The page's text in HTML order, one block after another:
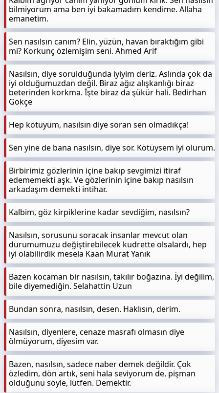
bilmiyorum ama ben iyi bakamadım kendime. Allaha
emanetim.
Sen nasılsın canım? Elin, yüzün, havan bıraktığım gibi
mi? Korkunç özlemişim seni. Ahmed Arif
Nasılsın, diye sorulduğunda iyiyim deriz. Aslında çok da
iyi olduğumuzdan değil. Biraz ağız alışkanlığı biraz
beterinden korkma. İşte biraz da şükür hali. Bedirhan
Gökçe
Hep kötüyüm, nasılsın diye soran sen olmadıkça!
Sen yine de bana nasılsın, diye sor. Kötüysem iyi olurum.
Birbirimiz gözlerinin içine bakıp sevgimizi itiraf
edememekti aşk. Ve gözlerinin içine bakıp nasılsın
arkadaşım demekti intihar.
Kalbim, göz kirpiklerine kadar sevdiğim, nasılsın?
Nasılsın, sorusunu soracak insanlar mevcut olan
durumumuzu değiştirebilecek kudrette olsalardı, hep
iyi olabilirdik mesela Kaan Murat Yanık
Bazen kocaman bir nasılsın, takılır boğazına. İyi değilim,
bile diyemediğin. Selahattin Uzun
Bundan sonra, nasılsın, desen. Haklısın, derim.
Nasılsın, diyenlere, cenaze masrafı olmasın diye
ölmüyorum, diyesim var.
Bazen, nasılsın, sadece naber demek değildir. Çok
özledim, dön artık, seni hala seviyorum de, pişman
olduğunu söyle, lütfen. Demektir.